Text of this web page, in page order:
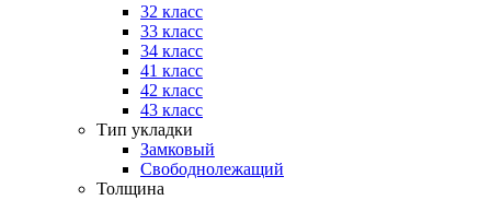
32 класс
33 класс
34 класс
41 класс
42 класс
43 класс
Тип укладки
Замковый
Свободнолежащий
Толщина